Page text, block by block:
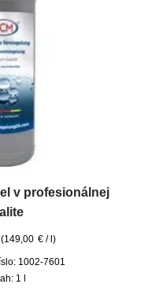
v profesionálnej
(149,00 €/ )
1002-7601
1 l